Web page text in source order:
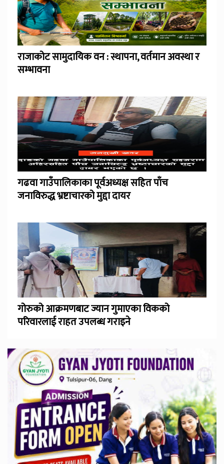
राजाकोट सामुदायिक वन : स्थापना, वर्तमान अवस्था र
सम्भावना
गढवा गाउँपालिकाका पूर्वअध्यक्ष सहित पाँच
जनाविरुद्ध भ्रष्टाचारको मुद्दा दायर
गोरुको आक्रमणबाट ज्यान गुमाएका विकको
परिवारलाई राहत उपलब्ध गराइने